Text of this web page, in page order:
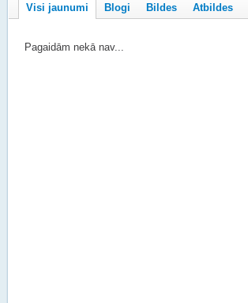
Visi jaunumi Blogi Bildes Atbildes
Pagaidām nekā nav...